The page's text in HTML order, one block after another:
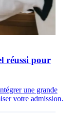
réussi pour
une grande
votre admission.